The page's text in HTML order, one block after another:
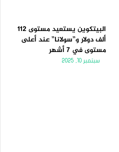
البيتكوين يستعيد مستوى 112
ألف دولار و”سولانا” عند أعلى
مستوى في 7 أشهر
سبتمبر 10, 2025